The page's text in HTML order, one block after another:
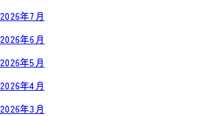
2026年7月
2026年6月
2026年5月
2026年4月
2026年3月